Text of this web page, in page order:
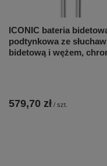
ICONIC bateria
podtynkowa ze
bidetową i wężem,
579,70 zł / szt.